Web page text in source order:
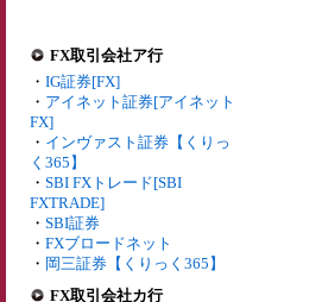
FX取引会社ア行
・ IG証券[FX]
・ アイネット証券[アイネット
FX]
・ インヴァスト証券【くりっ
く365】
・ SBI FXトレード[SBI
FXTRADE]
・ SBI証券
・ FXブロードネット
・ 岡三証券【くりっく365】
FX取引会社カ行